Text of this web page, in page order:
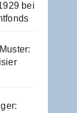
bei